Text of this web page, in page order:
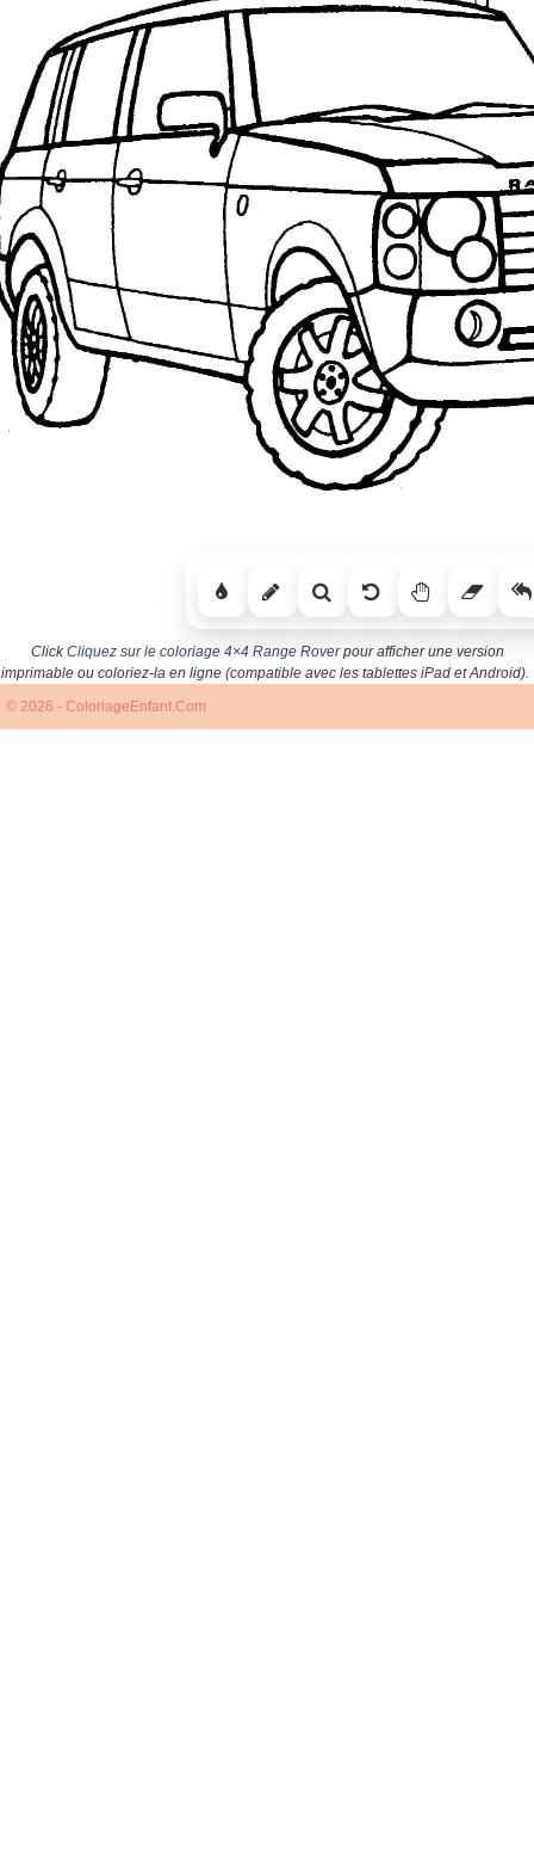
ClickCliquez sur le coloriage 4×4 Range Roverpour afficher une version
imprimable ou coloriez-la en ligne (compatible avec les tablettes iPad et Android).
© 2026 - ColoriageEnfant.Com